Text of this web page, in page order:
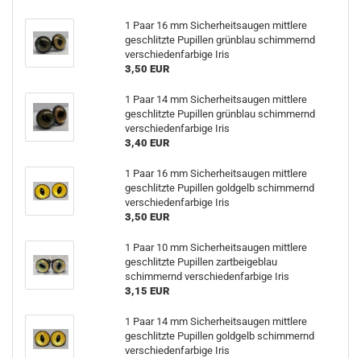
1 Paar 16 mm Sicherheitsaugen mittlere
geschlitzte Pupillen grünblau schimmernd
verschiedenfarbige Iris
3,50 EUR
1 Paar 14 mm Sicherheitsaugen mittlere
geschlitzte Pupillen grünblau schimmernd
verschiedenfarbige Iris
3,40 EUR
1 Paar 16 mm Sicherheitsaugen mittlere
geschlitzte Pupillen goldgelb schimmernd
verschiedenfarbige Iris
3,50 EUR
1 Paar 10 mm Sicherheitsaugen mittlere
geschlitzte Pupillen zartbeigeblau
schimmernd verschiedenfarbige Iris
3,15 EUR
1 Paar 14 mm Sicherheitsaugen mittlere
geschlitzte Pupillen goldgelb schimmernd
verschiedenfarbige Iris